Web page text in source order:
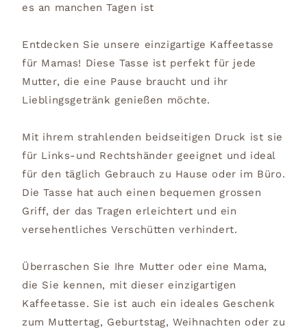
es an manchen Tagen ist
Entdecken Sie unsere einzigartige Kaffeetasse
für Mamas! Diese Tasse ist perfekt für jede
Mutter, die eine Pause braucht und ihr
Lieblingsgetränk genießen möchte.
Mit ihrem strahlenden beidseitigen Druck ist sie
für Links-und Rechtshänder geeignet und ideal
für den täglich Gebrauch zu Hause oder im Büro.
Die Tasse hat auch einen bequemen grossen
Griff, der das Tragen erleichtert und ein
versehentliches Verschütten verhindert.
Überraschen Sie Ihre Mutter oder eine Mama,
die Sie kennen, mit dieser einzigartigen
Kaffeetasse. Sie ist auch ein ideales Geschenk
zum Muttertag, Geburtstag, Weihnachten oder zu